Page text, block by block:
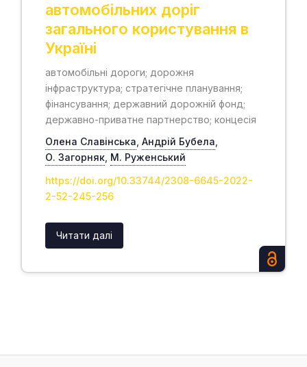
автомобільних доріг
загального користування в
Україні
автомобільні дороги; дорожня
інфраструктура; стратегічне планування;
фінансування; державний дорожній фонд;
державно-приватне партнерство; концесія
Олена Славінська Андрій Бубела
О. Загорняк М. Руженський
https://doi.org/10.33744/2308-6645-2022-
2-52-245-256
Читати далі